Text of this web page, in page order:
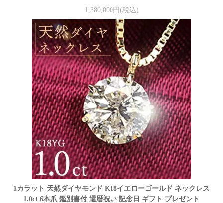
1,380,000円(税込)
1カラット 天然ダイヤモンド K18イエローゴールド ネックレス
1.0ct 6本爪 鑑別書付 還暦祝い 記念日 ギフト プレゼント